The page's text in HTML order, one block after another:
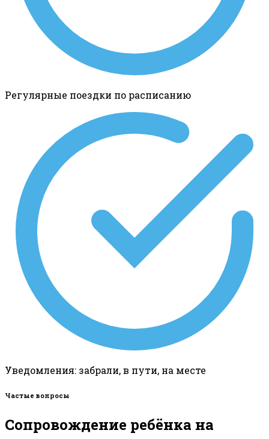
Регулярные поездки по расписанию
Уведомления: забрали, в пути, на месте
Частые вопросы
Сопровождение ребёнка на